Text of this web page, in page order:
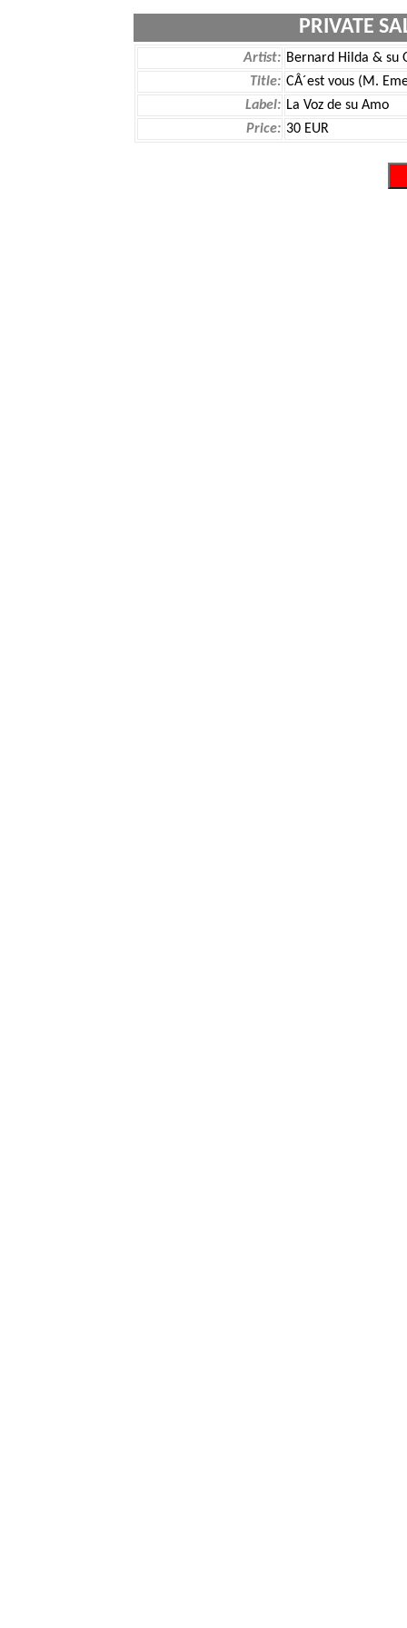
PRIVATE
Artist: Bernard Hilda & su
Title: CÂ´est vous (M.
Label: La Voz de su Amo
Price: 30 EUR